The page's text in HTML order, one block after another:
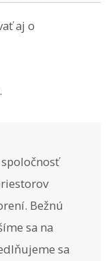
aj o
Bežnú
sa na
sa